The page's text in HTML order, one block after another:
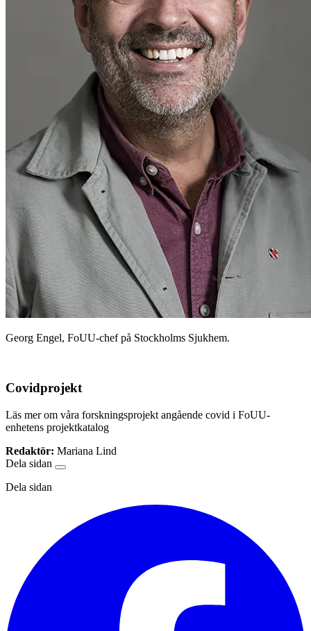
Georg Engel, FoUU-chef på Stockholms Sjukhem.
Covidprojekt
Läs mer om våra forskningsprojekt angående covid i FoUU-
enhetens projektkatalog
Redaktör: Mariana Lind
Dela sidan
Dela sidan